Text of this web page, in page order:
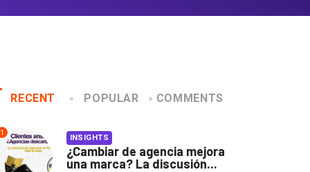
RECENT POPULAR COMMENTS
1 INSIGHTS
¿Cambiar de agencia mejora
una marca? La discusión...